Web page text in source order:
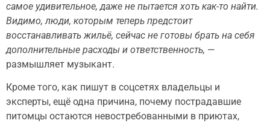
самое удивительное, даже не пытается хоть как-то найти.
Видимо, люди, которым теперь предстоит
восстанавливать жильё, сейчас не готовы брать на себя
дополнительные расходы и ответственность, —
размышляет музыкант.
Кроме того, как пишут в соцсетях владельцы и
эксперты, ещё одна причина, почему пострадавшие
питомцы остаются невостребованными в приютах,